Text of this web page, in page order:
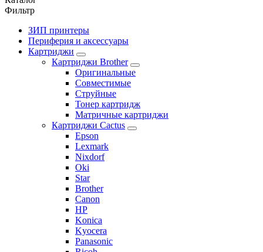
Фильтр
ЗИП принтеры
Периферия и аксессуары
Картриджи
Картриджи Brother
Оригинальные
Совместимые
Струйные
Тонер картридж
Матричные картриджи
Картриджи Cactus
Epson
Lexmark
Nixdorf
Oki
Star
Brother
Canon
HP
Konica
Kyocera
Panasonic